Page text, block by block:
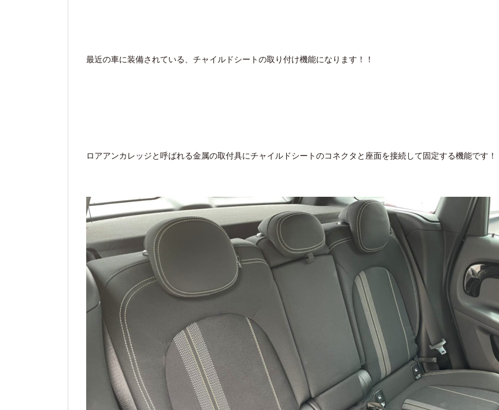
最近の車に装備されている、チャイルドシートの取り付け機能になります！！
ロアアンカレッジと呼ばれる金属の取付具にチャイルドシートのコネクタと座面を接続して固定する機能です！